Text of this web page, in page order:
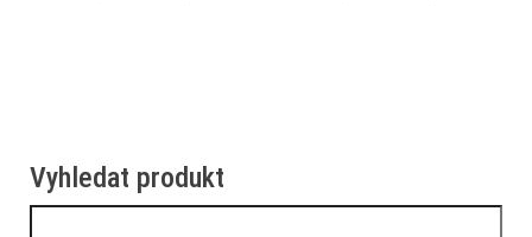
Vyhledat produkt